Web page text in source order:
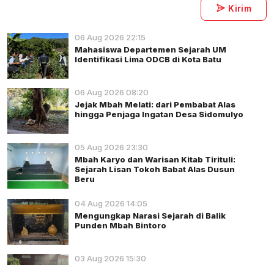
Kirim
06 Aug 2026 22:15
Mahasiswa Departemen Sejarah UM
Identifikasi Lima ODCB di Kota Batu
06 Aug 2026 08:20
Jejak Mbah Melati: dari Pembabat Alas
hingga Penjaga Ingatan Desa Sidomulyo
05 Aug 2026 23:30
Mbah Karyo dan Warisan Kitab Tirituli:
Sejarah Lisan Tokoh Babat Alas Dusun
Beru
04 Aug 2026 14:05
Mengungkap Narasi Sejarah di Balik
Punden Mbah Bintoro
03 Aug 2026 15:30